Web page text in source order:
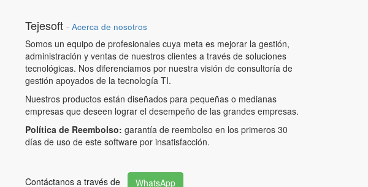
Tejesoft - Acerca de nosotros
Somos un equipo de profesionales cuya meta es mejorar la gestión,
administración y ventas de nuestros clientes a través de soluciones
tecnológicas. Nos diferenciamos por nuestra visión de consultoría de
gestión apoyados de la tecnología TI.
Nuestros productos están diseñados para pequeñas o medianas
empresas que deseen lograr el desempeño de las grandes empresas.
Política de Reembolso: garantía de reembolso en los primeros 30
días de uso de este software por insatisfacción.
Contáctanos a través de WhatsApp